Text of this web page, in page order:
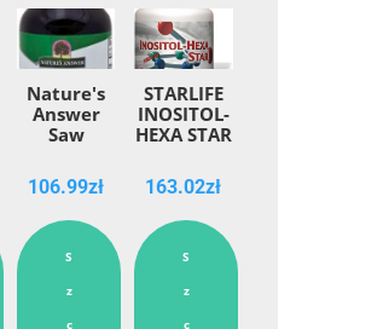
Nature's
Answer
Saw
Berries
jagda
60ml
106.99zł
S
z
c
STARLIFE
INOSITOL-
HEXA STAR
suplement
diety
163.02zł
S
z
c